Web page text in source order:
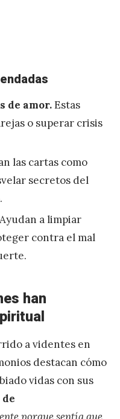
de amor.Estas
o superar crisis
las cartas como
secretos del
Ayudan a limpiar
contra el mal
han
a videntes en
destacan cómo
vidas con sus